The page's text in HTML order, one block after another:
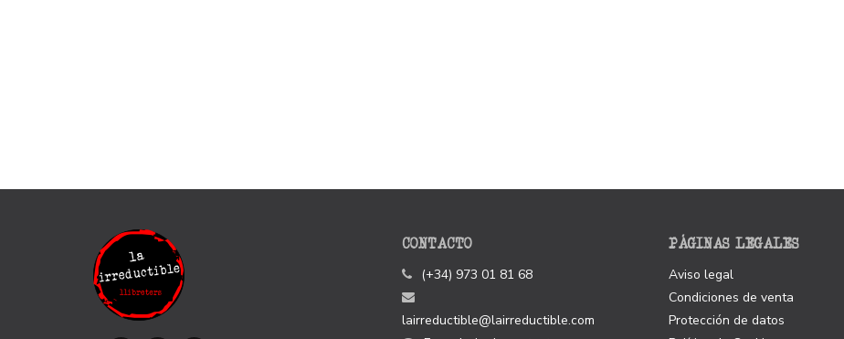
CONTACTO
(+34) 973 01 81 68
lairreductible@lairreductible.com
PÁGINAS LEGALES
Aviso legal
Condiciones de venta
Protección de datos